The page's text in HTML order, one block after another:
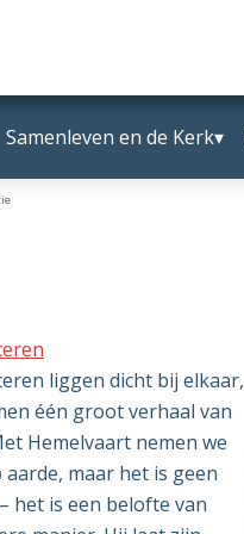
Samenleven en de Kerk
liggen dicht bij elkaar,
één groot verhaal van
Hemelvaart nemen we
aarde, maar het is geen
het is een belofte van